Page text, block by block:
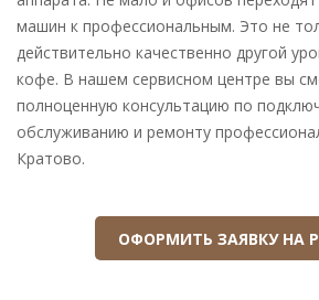
километровой зоне
Комплексное
обслуживание
(минимальный
комплекс)
Чистка
кофемашины (не
механическая)
Настройка помола
машин к профессиональным. Это не
действительно качественно другой
кофе. В нашем сервисном центре вы
полноценную консультацию по
обслуживанию и ремонту
Кратово.
ОФОРМИТЬ ЗАЯВКУ НА